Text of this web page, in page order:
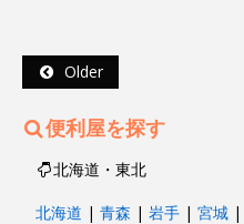
Older
便利屋を探す
北海道・東北
北海道 | 青森 | 岩手 | 宮城 |